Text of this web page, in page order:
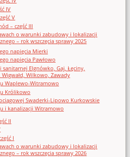
IV
V
– część III
o warunki zabudowy i lokalizacji
– rok wszczęcia sprawy 2025
napięcia Mierki
napięcia Pawłowo
sanitarnej Elgnówko, Gaj, Łęciny,
Wilkowo, Zawady
Waplewo-Witramowo
Królikowo
Swaderki-Lipowo Kurkowskie
i kanalizacji Witramowo
II
I
o warunki zabudowy i lokalizacji
– rok wszczęcia sprawy 2026